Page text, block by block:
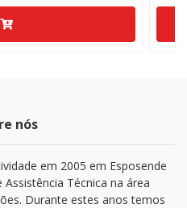
nós
em 2005 em Esposende
Técnica na área
Durante estes anos temos